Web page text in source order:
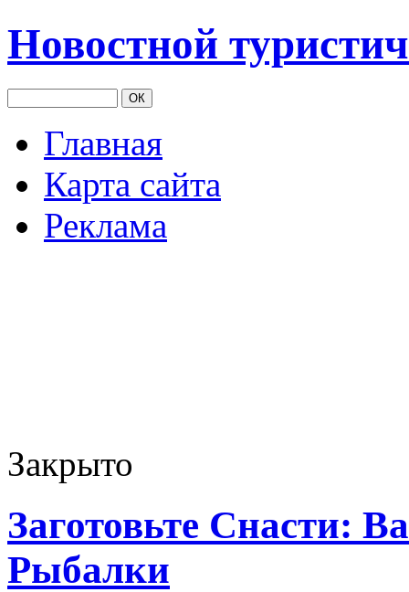
Новостной
Главная
Карта сайта
Реклама
Закрыто
Заготовьте Снасти:
Рыбалки